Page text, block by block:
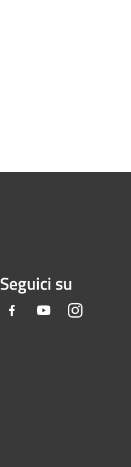
Seguici su
Facebook YoutubeInstagram